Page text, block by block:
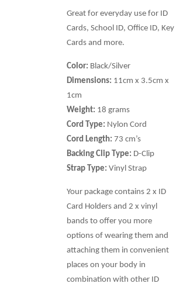
Great for everyday use for ID
Cards, School ID, Office ID, Key
Cards and more.
Color: Black/Silver
Dimensions: 11cm x 3.5cm x
1cm
Weight: 18 grams
Cord Type: Nylon Cord
Cord Length: 73 cm’s
Backing Clip Type: D-Clip
Strap Type: Vinyl Strap
Your package contains 2 x ID
Card Holders and 2 x vinyl
bands to offer you more
options of wearing them and
attaching them in convenient
places on your body in
combination with other ID